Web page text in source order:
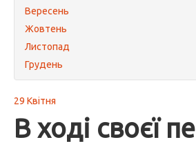
Вересень
Жовтень
Листопад
Грудень
29 Квітня
В ході своєї